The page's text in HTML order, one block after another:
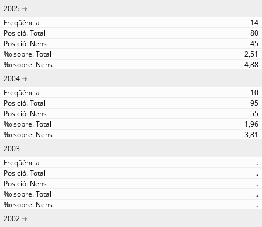
2005
14
80
45
2,51
4,88
2004
10
95
55
1,96
3,81
2003
..
..
..
..
..
2002